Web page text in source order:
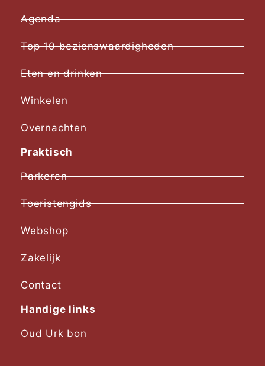
Agenda
Top 10 bezienswaardigheden
Eten en drinken
Winkelen
Overnachten
Praktisch
Parkeren
Toeristengids
Webshop
Zakelijk
Contact
Handige links
Oud Urk bon